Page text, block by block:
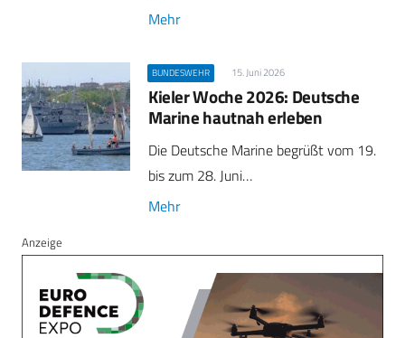
Mehr
BUNDESWEHR 15. Juni 2026
Kieler Woche 2026: Deutsche
Marine hautnah erleben
Die Deutsche Marine begrüßt vom 19.
bis zum 28. Juni…
Mehr
Anzeige